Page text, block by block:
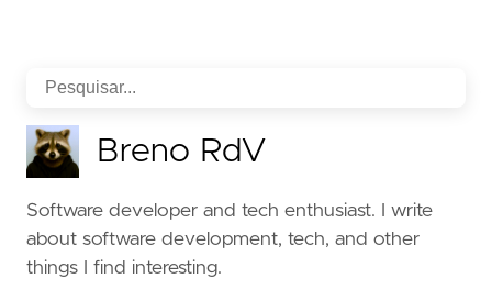
Breno RdV
Software developer and tech enthusiast. I write
about software development, tech, and other
things I find interesting.